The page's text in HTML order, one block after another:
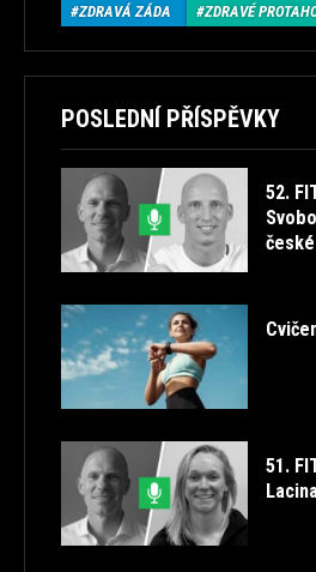
ZDRAVÁ ZÁDA
ZDRAVÉ
POSLEDNÍ PŘÍSPĚVKY
52.
51.